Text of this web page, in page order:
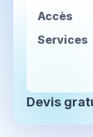
Accès
Services
Devis